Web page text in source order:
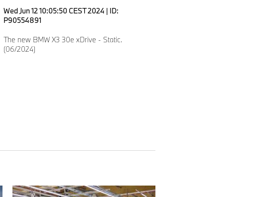
Wed Jun 12 10:05:50 CEST 2024 | ID:
P90554891
The new BMW X3 30e xDrive - Static.
(06/2024)